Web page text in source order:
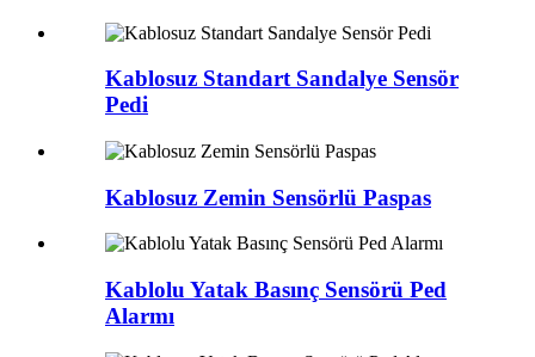
Kablosuz Standart Sandalye Sensör
Pedi
Kablosuz Zemin Sensörlü Paspas
Kablolu Yatak Basınç Sensörü Ped
Alarmı